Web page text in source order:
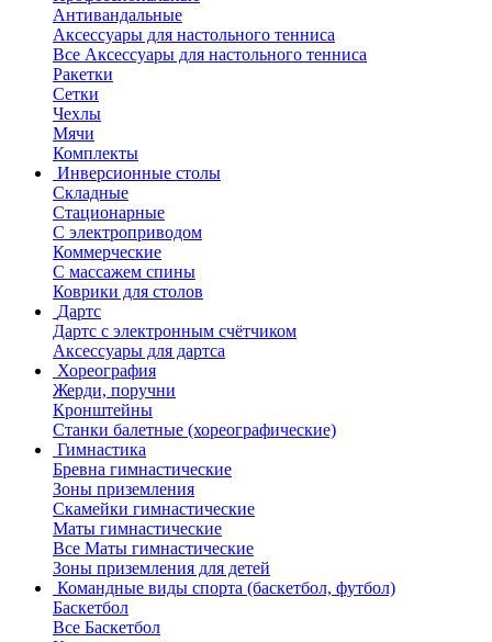
Антивандальные
Аксессуары для настольного тенниса
Все Аксессуары для настольного тенниса
Ракетки
Сетки
Чехлы
Мячи
Комплекты
Инверсионные столы
Складные
Стационарные
С электроприводом
Коммерческие
С массажем спины
Коврики для столов
Дартс
Дартс с электронным счётчиком
Аксессуары для дартса
Хореография
Жерди, поручни
Кронштейны
Станки балетные (хореографические)
Гимнастика
Бревна гимнастические
Зоны приземления
Скамейки гимнастические
Маты гимнастические
Все Маты гимнастические
Зоны приземления для детей
Командные виды спорта (баскетбол, футбол)
Баскетбол
Все Баскетбол